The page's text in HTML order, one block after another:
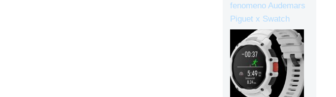
fenomeno Audemars
Piguet x Swatch